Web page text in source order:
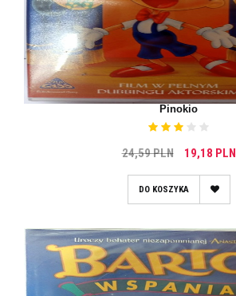
Pinokio
24,59 PLN 19,18 PLN
DO KOSZYKA